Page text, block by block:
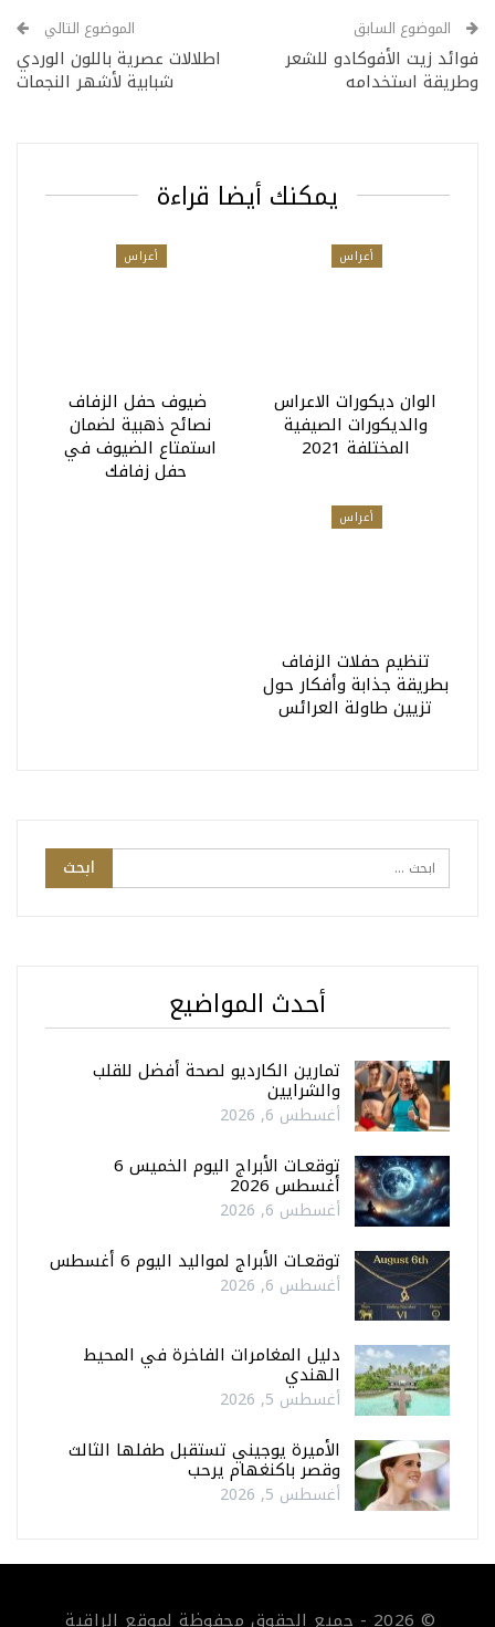
الموضوع السابق
فوائد زيت الأفوكادو للشعر
وطريقة استخدامه
الموضوع التالي
اطلالات عصرية باللون الوردي
شبابية لأشهر النجمات
يمكنك أيضا قراءة
أعراس
الوان ديكورات الاعراس
والديكورات الصيفية
المختلفة 2021
أعراس
ضيوف حفل الزفاف
نصائح ذهبية لضمان
استمتاع الضيوف في
حفل زفافك
أعراس
تنظيم حفلات الزفاف
بطريقة جذابة وأفكار حول
تزيين طاولة العرائس
أحدث المواضيع
تمارين الكارديو لصحة أفضل للقلب
والشرايين
أغسطس 6, 2026
توقعـات الأبراج اليوم الخميس 6
أغسطس 2026
أغسطس 6, 2026
توقعـات الأبراج لمواليد اليوم 6 أغسطس
أغسطس 6, 2026
دليل المغامرات الفاخرة في المحيط
الهندي
أغسطس 5, 2026
الأميرة يوجيني تستقبل طفلها الثالث
وقصر باكنغهام يرحب
أغسطس 5, 2026
© 2026 - جميع الحقوق محفوظة لموقع الراقية